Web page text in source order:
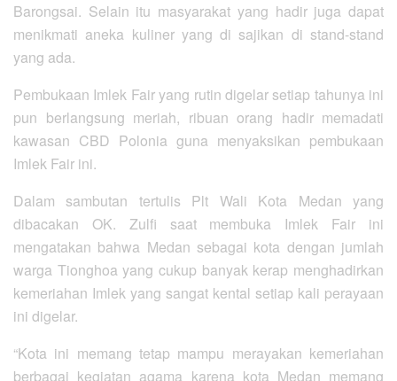
Barongsai. Selain itu masyarakat yang hadir juga dapat
menikmati aneka kuliner yang di sajikan di stand-stand
yang ada.
Pembukaan Imlek Fair yang rutin digelar setiap tahunya ini
pun berlangsung meriah, ribuan orang hadir memadati
kawasan CBD Polonia guna menyaksikan pembukaan
Imlek Fair ini.
Dalam sambutan tertulis Plt Wali Kota Medan yang
dibacakan OK. Zulfi saat membuka Imlek Fair ini
mengatakan bahwa Medan sebagai kota dengan jumlah
warga Tionghoa yang cukup banyak kerap menghadirkan
kemeriahan Imlek yang sangat kental setiap kali perayaan
ini digelar.
“Kota ini memang tetap mampu merayakan kemeriahan
berbagai kegiatan agama karena kota Medan memang